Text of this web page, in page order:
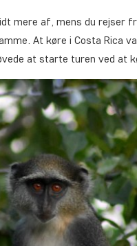
mere af, mens du rejser
At køre i Costa Rica
at starte turen ved at